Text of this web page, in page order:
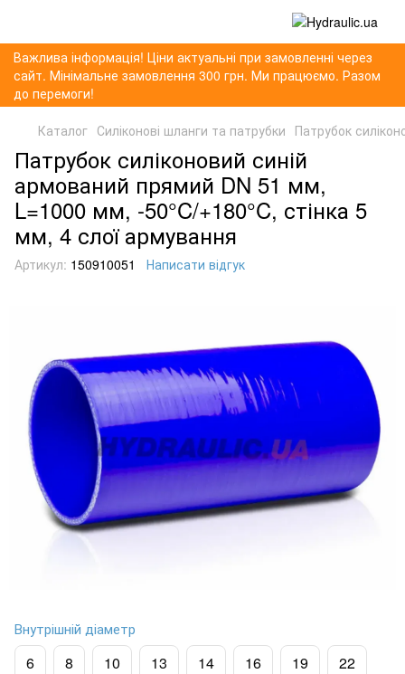
Важлива інформація! Ціни актуальні при замовленні через
сайт. Мінімальне замовлення 300 грн. Ми працюємо. Разом
до перемоги!
Каталог Силіконові шланги та патрубки Патрубок
Патрубок силіконовий синій
армований прямий DN 51 мм,
L=1000 мм, -50°C/+180°C, стінка 5
мм, 4 слої армування
Артикул: 150910051 Написати відгук
Внутрішній діаметр
6 8 10 13 14 16 19 22